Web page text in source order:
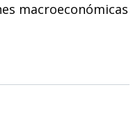
macroeconómicas